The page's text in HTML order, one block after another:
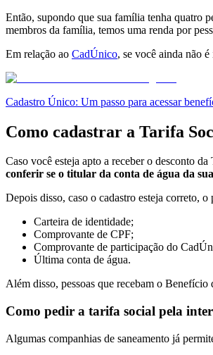
Então, supondo que sua família tenha quatro
membros da família, temos uma renda por
Em relação ao CadÚnico, se você ainda não
Cadastro Único: Um passo para acessar
Como cadastrar a Tarifa
Caso você esteja apto a receber o desconto da
conferir se o titular da conta de água da
Depois disso, caso o cadastro esteja correto, o
Carteira de identidade;
Comprovante de CPF;
Comprovante de participação do
Última conta de água.
Além disso, pessoas que recebam o
Como pedir a tarifa social pela
Algumas companhias de saneamento já